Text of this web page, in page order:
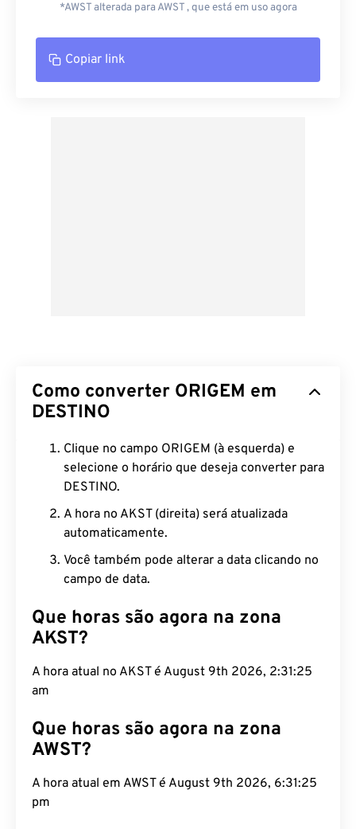
*AWST alterada para AWST , que está em uso agora
Copiar link
Como converter ORIGEM em
DESTINO
Clique no campo ORIGEM (à esquerda) e
selecione o horário que deseja converter para
DESTINO.
A hora no AKST (direita) será atualizada
automaticamente.
Você também pode alterar a data clicando no
campo de data.
Que horas são agora na zona
AKST?
A hora atual no AKST é August 9th 2026, 2:31:26
am
Que horas são agora na zona
AWST?
A hora atual em AWST é August 9th 2026, 6:31:26
pm